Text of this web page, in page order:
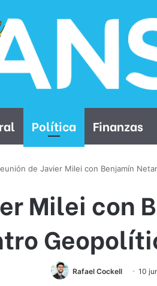
Política Finanzas
de Javier Milei con Benjamín
Milei con
Rafael Cockell 10